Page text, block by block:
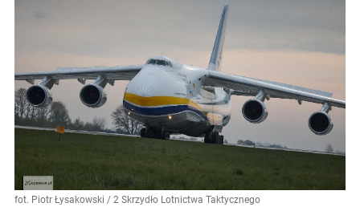
fot. Piotr Łysakowski / 2 Skrzydło Lotnictwa Taktycznego